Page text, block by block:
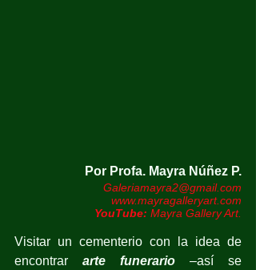
Por Profa. Mayra Núñez P.
Galeriamayra2@gmail.com
www.mayragalleryart.com
YouTube: Mayra Gallery Art.
Visitar un cementerio con la idea de
encontrar arte funerario –así se